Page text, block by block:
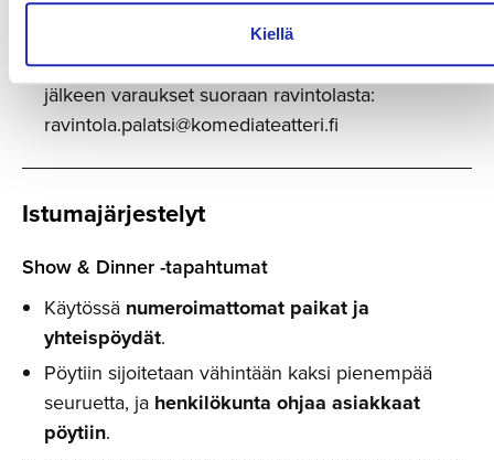
Kiellä
Show & Dinner -pakettien ennakkomyynti
päättyy 3 vrk ennen esityspäivää.Tämän
jälkeen varaukset suoraan ravintolasta:
ravintola.palatsi@komediateatteri.fi
Istumajär­jestelyt
Show & Dinner -tapahtumat
Käytössä numeroimattomat paikat ja
yhteispöydät.
Pöytiin sijoitetaan vähintään kaksi pienempää
seuruetta, ja henkilökunta ohjaa asiakkaat
pöytiin.